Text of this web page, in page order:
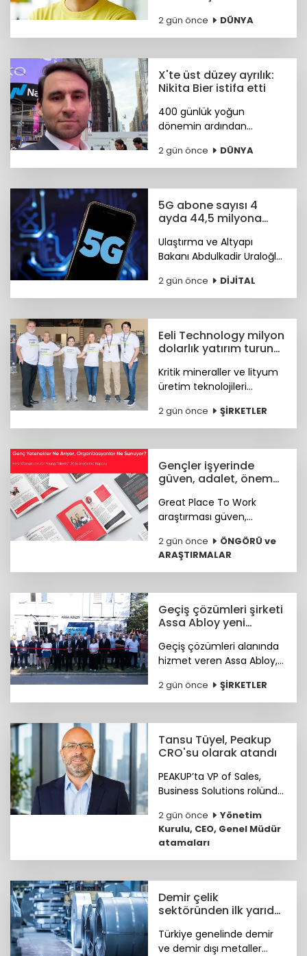
bilim insanı Koray
Kavukçuoğlu getirildi.
2 gün önce DÜNYA
X'te üst düzey ayrılık:
Nikita Bier istifa etti
400 günlük yoğun
dönemin ardından
şirkette danışman olarak
kalacak. Yerine tasarım ve
oluşan yeni bir ekip
geçiyor.
2 gün önce DÜNYA
5G abone sayısı 4
ayda 44,5 milyona
Ulaştırma ve Altyapı
Bakanı Abdulkadir Uraloğlu,
44,5 milyona ulaştığını
bildirdi.
2 gün önce DİJİTAL
Eeli Technology milyon
dolarlık yatırım turunu
Kritik mineraller ve lityum
üretim teknolojileri
toplam 2 milyon dolar
tutarındaki tohum öncesi
2 gün önce ŞİRKETLER
Gençler işyerinde
güven, adalet, önem
Great Place To Work
araştırması güven,
sağlık, anlam ve yapay
zekâya hazır kurum
kültürünün genç çalışan
temel unsurlar olduğunu
ortaya koydu.
2 gün önce
ÖNGÖRÜ ve
ARAŞTIRMALAR
Geçiş çözümleri şirketi
Assa Abloy yeni
Geçiş çözümleri alanında
hizmet veren Assa Abloy,
yeni showroomuyla
güvenlik ve erişim
buluşturuyor.
2 gün önce ŞİRKETLER
Tansu Tüyel, Peakup
CRO'su olarak atandı
PEAKUP’ta VP of Sales,
Business Solutions rolünde
Tansu Tüyel, bundan
sonra görevine Chief
Revenue Officer (CRO)
olarak devam edecek.
2 gün önce
Yönetim
Kurulu, CEO, Genel Müdür
atamaları
Demir çelik
sektöründen ilk yarıda
performansı
Türkiye genelinde demir
ve demir dışı metaller